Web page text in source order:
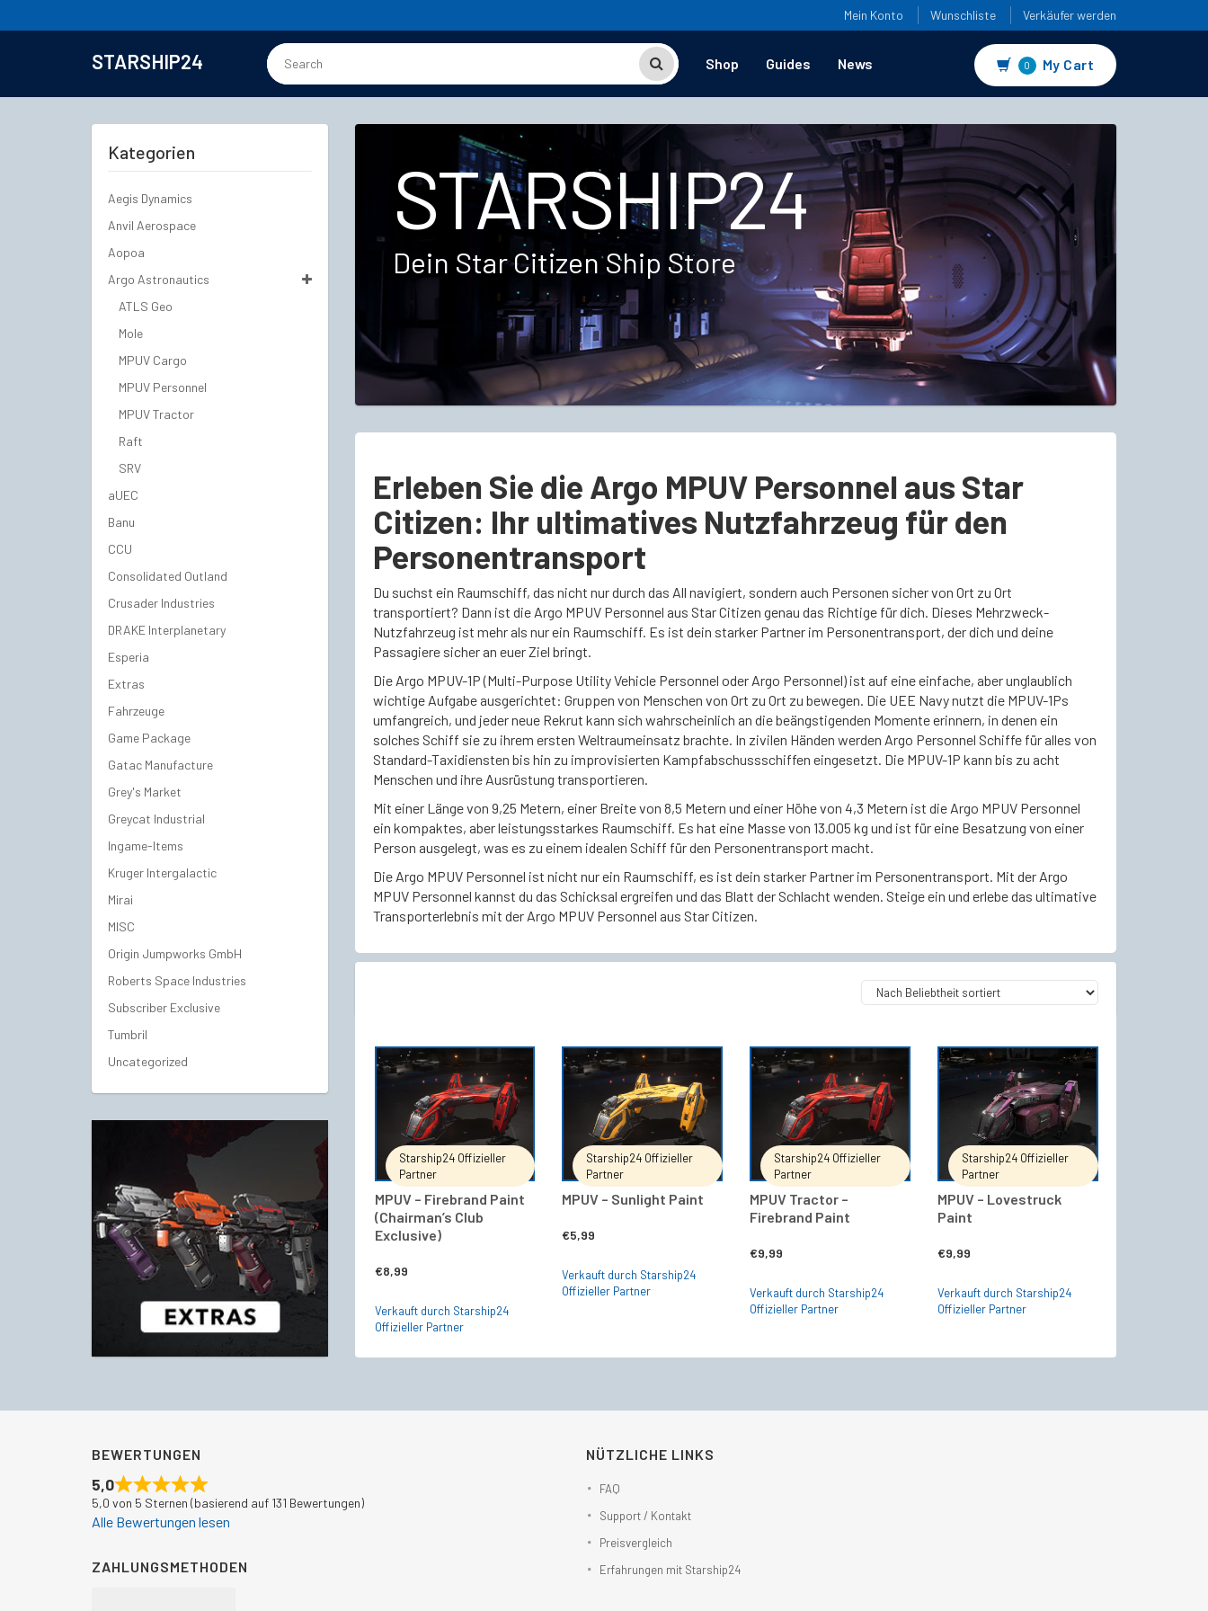
Mein Konto Wunschliste Verkäufer werden
STARSHIP24 Shop Guides News 0 My Cart
STARSHIP24
Dein Star Citizen Ship Store
Erleben Sie die Argo MPUV Personnel aus Star
Citizen: Ihr ultimatives Nutzfahrzeug für den
Personentransport
Du suchst ein Raumschiff, das nicht nur durch das All navigiert, sondern auch Personen sicher von Ort zu Ort
transportiert? Dann ist die Argo MPUV Personnel aus Star Citizen genau das Richtige für dich. Dieses Mehrzweck-
Nutzfahrzeug ist mehr als nur ein Raumschiff. Es ist dein starker Partner im Personentransport, der dich und deine
Passagiere sicher an euer Ziel bringt.
Die Argo MPUV-1P (Multi-Purpose Utility Vehicle Personnel oder Argo Personnel) ist auf eine einfache, aber unglaublich
wichtige Aufgabe ausgerichtet: Gruppen von Menschen von Ort zu Ort zu bewegen. Die UEE Navy nutzt die MPUV-1Ps
umfangreich, und jeder neue Rekrut kann sich wahrscheinlich an die beängstigenden Momente erinnern, in denen ein
solches Schiff sie zu ihrem ersten Weltraumeinsatz brachte. In zivilen Händen werden Argo Personnel Schiffe für alles von
Standard-Taxidiensten bis hin zu improvisierten Kampfabschussschiffen eingesetzt. Die MPUV-1P kann bis zu acht
Menschen und ihre Ausrüstung transportieren.
Mit einer Länge von 9,25 Metern, einer Breite von 8,5 Metern und einer Höhe von 4,3 Metern ist die Argo MPUV Personnel
ein kompaktes, aber leistungsstarkes Raumschiff. Es hat eine Masse von 13.005 kg und ist für eine Besatzung von einer
Person ausgelegt, was es zu einem idealen Schiff für den Personentransport macht.
Die Argo MPUV Personnel ist nicht nur ein Raumschiff, es ist dein starker Partner im Personentransport. Mit der Argo
MPUV Personnel kannst du das Schicksal ergreifen und das Blatt der Schlacht wenden. Steige ein und erlebe das ultimative
Transporterlebnis mit der Argo MPUV Personnel aus Star Citizen.
Starship24 Offizieller
Partner
MPUV – Firebrand Paint
(Chairman’s Club
Exclusive)
€8,99
IN DEN WARENKORB
Verkauft durch Starship24
Offizieller Partner
Starship24 Offizieller
Partner
MPUV – Sunlight Paint
€5,99
IN DEN WARENKORB
Verkauft durch Starship24
Offizieller Partner
Starship24 Offizieller
Partner
MPUV Tractor –
Firebrand Paint
€9,99
IN DEN WARENKORB
Verkauft durch Starship24
Offizieller Partner
Starship24 Offizieller
Partner
MPUV – Lovestruck
Paint
€9,99
IN DEN WARENKORB
Verkauft durch Starship24
Offizieller Partner
Kategorien
Aegis Dynamics
Anvil Aerospace
Aopoa
Argo Astronautics
ATLS Geo
Mole
MPUV Cargo
MPUV Personnel
MPUV Tractor
Raft
SRV
aUEC
Banu
CCU
Consolidated Outland
Crusader Industries
DRAKE Interplanetary
Esperia
Extras
Fahrzeuge
Game Package
Gatac Manufacture
Grey's Market
Greycat Industrial
Ingame-Items
Kruger Intergalactic
Mirai
MISC
Origin Jumpworks GmbH
Roberts Space Industries
Subscriber Exclusive
Tumbril
Uncategorized
BEWERTUNGEN
5,0
5,0 von 5 Sternen (basierend auf 131 Bewertungen)
Alle Bewertungen lesen
ZAHLUNGSMETHODEN
NÜTZLICHE LINKS
FAQ
Support / Kontakt
Preisvergleich
Erfahrungen mit Starship24